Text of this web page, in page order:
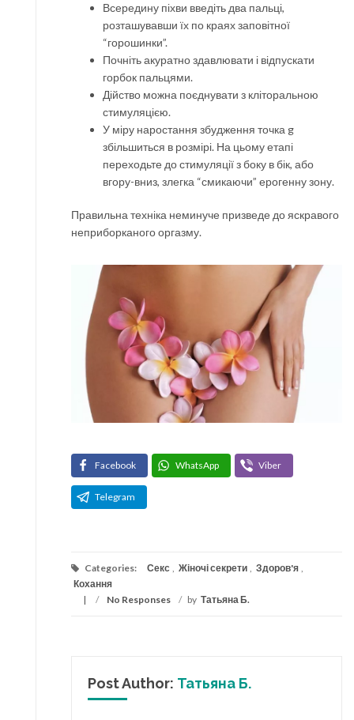
Всередину піхви введіть два пальці,
розташувавши їх по краях заповітної
“горошинки”.
Почніть акуратно здавлювати і відпускати
горбок пальцями.
Дійство можна поєднувати з кліторальною
стимуляцією.
У міру наростання збудження точка g
збільшиться в розмірі. На цьому етапі
переходьте до стимуляції з боку в бік, або
вгору-вниз, злегка “смикаючи” ерогенну зону.
Правильна техніка неминуче призведе до яскравого
неприборканого оргазму.
Facebook WhatsApp Viber
Telegram
Categories: Секс Жіночі секрети Здоров'я
Кохання
/
No Responses / by Татьяна Б.
Post Author: Татьяна Б.